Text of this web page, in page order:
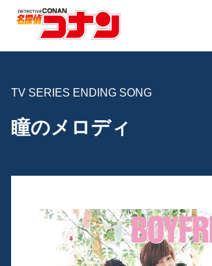
TV SERIES ENDING SONG
瞳のメロディ